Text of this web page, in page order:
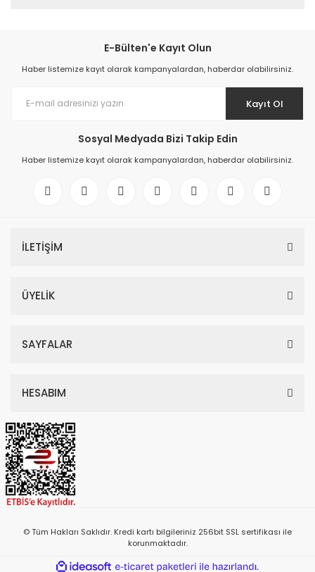
E-Bülten'e Kayıt Olun
Haber listemize kayıt olarak kampanyalardan, haberdar olabilirsiniz.
Kayıt Ol
Sosyal Medyada Bizi Takip Edin
Haber listemize kayıt olarak kampanyalardan, haberdar olabilirsiniz.
İLETİŞİM
ÜYELİK
SAYFALAR
HESABIM
© Tüm Hakları Saklıdır. Kredi kartı bilgileriniz 256bit SSL sertifikası ile
korunmaktadır.
ideasoft e-